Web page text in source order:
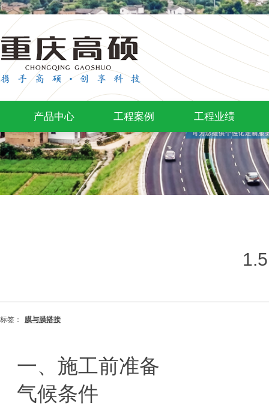
产品中心 工程案例 工程业绩
标签： 膜与膜搭接
一、施工前准备
‌气候条件‌